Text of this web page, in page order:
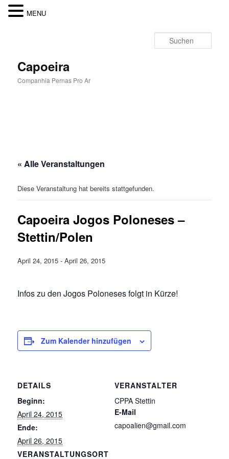
Capoeira
Companhia Pernas Pro Ar
« Alle Veranstaltungen
Diese Veranstaltung hat bereits stattgefunden.
Capoeira Jogos Poloneses –
Stettin/Polen
April 24, 2015 -April 26, 2015
Infos zu den Jogos Poloneses folgt in Kürze!
Zum Kalender hinzufügen
DETAILS
Beginn:
April 24, 2015
Ende:
April 26, 2015
VERANSTALTUNGSORT
VERANSTALTER
CPPA Stettin
E-Mail
capoalien@gmail.com
MENU